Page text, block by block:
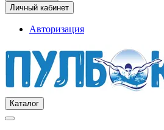
Личный кабинет
Авторизация
Каталог